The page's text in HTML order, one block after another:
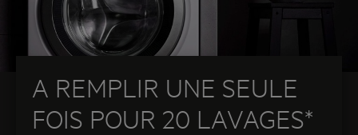
A REMPLIR UNE SEULE
FOIS POUR 20 LAVAGES*